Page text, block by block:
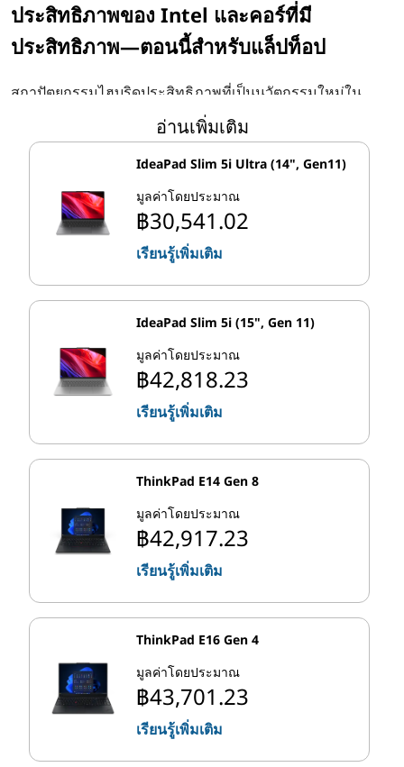
า
ห
ประสิทธิภาพของ Intel และคอร์ที่มี
ประสิทธิภาพ—ตอนนี้สําหรับแล็ปท็อป
สถาปัตยกรรมไฮบริดประสิทธิภาพที่เป็นนวัตกรรมใหม่ใน
โปรเซสเซอร์มือถือ Intel® Core ™ เจนเนอเรชั่น 12 นั้นมี
เฉพาะในซีพียูเดสก์ท็อปเท่านั้น ชิปแต่ละตัวได้รับการออกแบบ
มาเพื่อให้งานที่มีความต้องการสูงสามารถไปที่คอร์พิเศษ
ให้เหมาะสมสําหรับงานดังกล่าว:
คอร์ประสิทธิภาพ (P-cores):
การกับคําขอแบบเธรดเดียวและเธรดเบาๆ ที่เก็บไว้ภาย
ในคอร์เดียวได้ดีที่สุด (เทียบกับการแชร์ในหลายๆ คอร์)
คอร์ที่มีประสิทธิภาพ (E-cores):E-cores สร้างขึ้นเพื่อ
จัดการคําขอที่แบ่งออกเป็นหลายเธรดได้อย่างง่ายดาย
เพื่อการประมวลผลที่รวดเร็วยิ่งขึ้นในหลายคอร์แม้ใน
ปริมาณมาก
สถาปัตยกรรมไฮบริดนี้เหมาะอย่างยิ่งสําหรับมัลติทาสเกอร์
สมัยใหม่ โดยจัดสรรพลังงาน CPU เพิ่มเติมให้กับงานที่สําคัญ
ที่สุดของคุณในขณะที่จัดการงานเบื้องหลังที่อื่น แต่สิ่งที่แน่นอ
นทําให้งานที่เหมาะสมไปที่แกนที่เหมาะสมทุกครั้ง?
® Intel Thread Director 5.0 ก้าวไปไกลกว่าตัวกําหนด
ตารางเวลางานระบบปฏิบัติการมาตรฐานโดยการตรวจสอบ
และวิเคราะห์ประสิทธิภาพแบบเรียลไทม์ มันส่งเธรด
แอปพลิเคชันแต่ละอันไปยังคอร์ที่ดีที่สุดในแต่ละช่วงเวลาโดย
ดึงประสิทธิภาพสูงสุดจากพลังงานแต่ละวัตต์ที่ใช้ซึ่งเป็นความ
ก้าวหน้าครั้งใหญ่สําหรับผู้ใช้แล็ปท็อปที่พึ่งพาแบตเตอรี่
โปรเซสเซอร์ Intel ใหม่สําหรับแล็ปท็อป: ซี
รีส์ HX
มีชุดโปรเซสเซอร์มือถือ Intel® Core™ ที่แตกต่างกันเสมอซึ่ง
อ่านเพิ่มเติม
IdeaPad Slim 5i Ultra (14", Gen11)
มูลค่าโดยประมาณ
฿30,541.02
เรียนรู้เพิ่มเติม
IdeaPad Slim 5i (15", Gen 11)
มูลค่าโดยประมาณ
฿42,818.23
เรียนรู้เพิ่มเติม
ThinkPad E14 Gen 8
มูลค่าโดยประมาณ
฿42,917.23
เรียนรู้เพิ่มเติม
ThinkPad E16 Gen 4
มูลค่าโดยประมาณ
฿43,701.23
เรียนรู้เพิ่มเติม